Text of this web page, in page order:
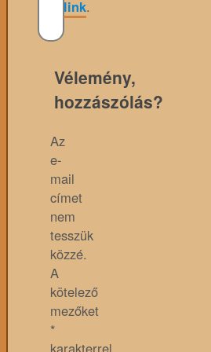
link.
Vélemény,
hozzászólás?
Az
e-
mail
címet
nem
tesszük
közzé.
A
kötelező
mezőket
*
karakterrel